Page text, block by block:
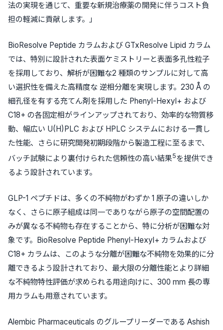
法の実現を通じて、重要な新規治療薬の開発に伴うコスト負
担の軽減に貢献します。」
BioResolve Peptide カラムおよび GTxResolve Lipid カラム
では、特別に設計された表面ケミストリーと表面多孔性粒子
を採用しており、解析が困難な2 種類のサンプルに対して高
い選択性を備えた高精度な 逆相分離を実現します。230 Å の
細孔径を有する充てん剤を採用した Phenyl-Hexyl+ および
C18+ の各固定相がラインアップされており、効率的な物質移
動、幅広い U(H)PLC および HPLC システムにおける一貫し
た性能、さらに研究開発初期段階から製造工程に至るまで、
バッチ試験により裏付けられた信頼性の高い結果5を提供でき
るよう設計されています。
GLP-1 ペプチドは、多くの不純物がわずか 1 原子の違いしか
なく、さらに原子組成は同一でありながら原子の空間配置の
みが異なる不純物も存在することから、特に分析が困難な対
象です。BioResolve Peptide Phenyl-Hexyl+ カラムおよび
C18+ カラムは、このような分離が困難な不純物を効果的に分
離できるよう設計されており、最大限の分離性能とより詳細
な不純物特性評価が求められる用途向けに、300 mm 長の専
用カラムも用意されています。
Alembic Pharmaceuticals のグループリーダーである Ashish